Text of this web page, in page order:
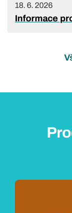
18. 6. 2026
Informace